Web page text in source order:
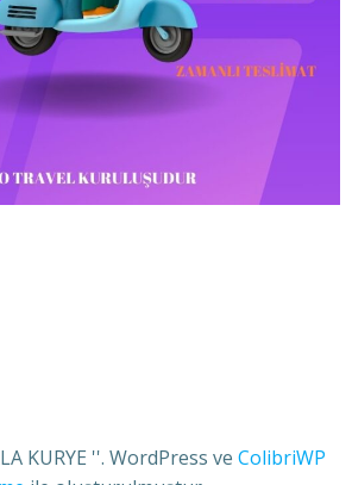
KURYE ''. WordPress ve ColibriWP